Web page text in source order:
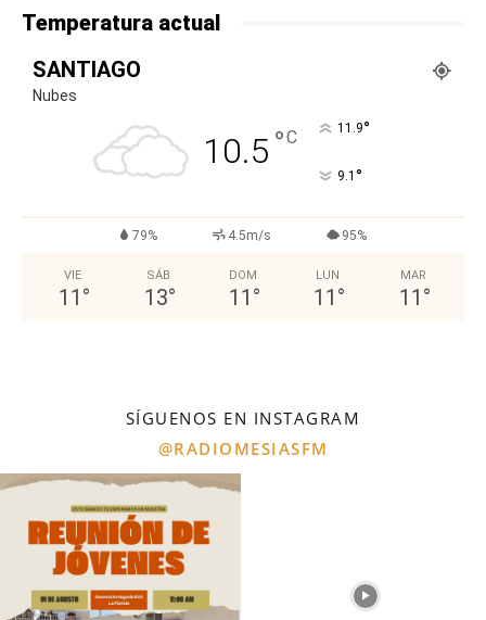
Temperatura actual
SANTIAGO
Nubes
10.5 °C 11.9°
9.1 °
79% 4.5m/s 95%
VIE
11 °
SÁB
13°
DOM
11 °
LUN
11 °
MAR
11 °
SÍGUENOS EN INSTAGRAM
@RADIOMESIASFM